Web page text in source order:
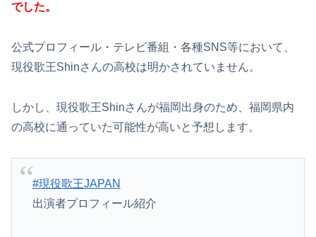
でした。
公式プロフィール・テレビ番組・各種SNS等において、
現役歌王Shinさんの高校は明かされていません。
しかし、現役歌王Shinさんが福岡出身のため、福岡県内
の高校に通っていた可能性が高いと予想します。
#現役歌王JAPAN
出演者プロフィール紹介